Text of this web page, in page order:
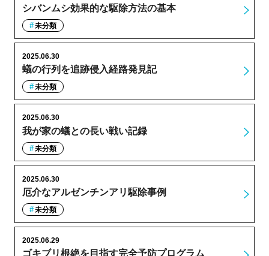
シバンムシ効果的な駆除方法の基本
未分類
蟻の行列を追跡侵入経路発見記
2025.06.30
未分類
我が家の蟻との長い戦い記録
2025.06.30
未分類
厄介なアルゼンチンアリ駆除事例
2025.06.30
未分類
ゴキブリ根絶を目指す完全予防プログラム
2025.06.29